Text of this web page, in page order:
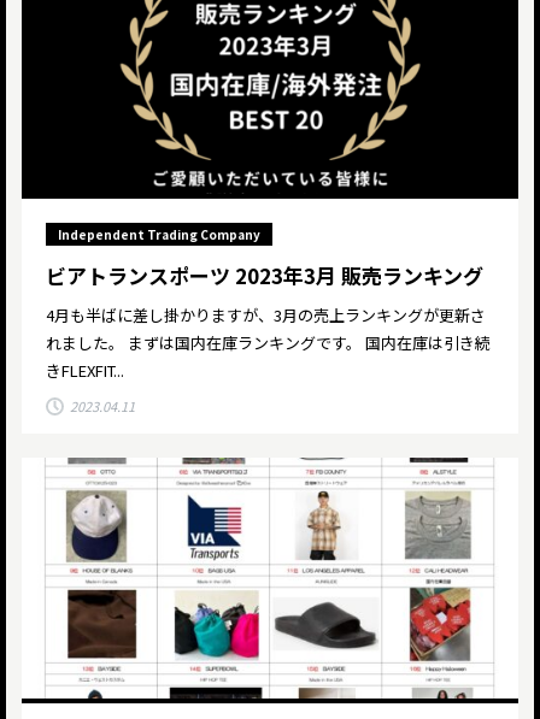
Independent Trading Company
ビアトランスポーツ 2023年3月 販売ランキング
4月も半ばに差し掛かりますが、3月の売上ランキングが更新さ
れました。 まずは国内在庫ランキングです。 国内在庫は引き続
きFLEXFIT...
2023.04.11